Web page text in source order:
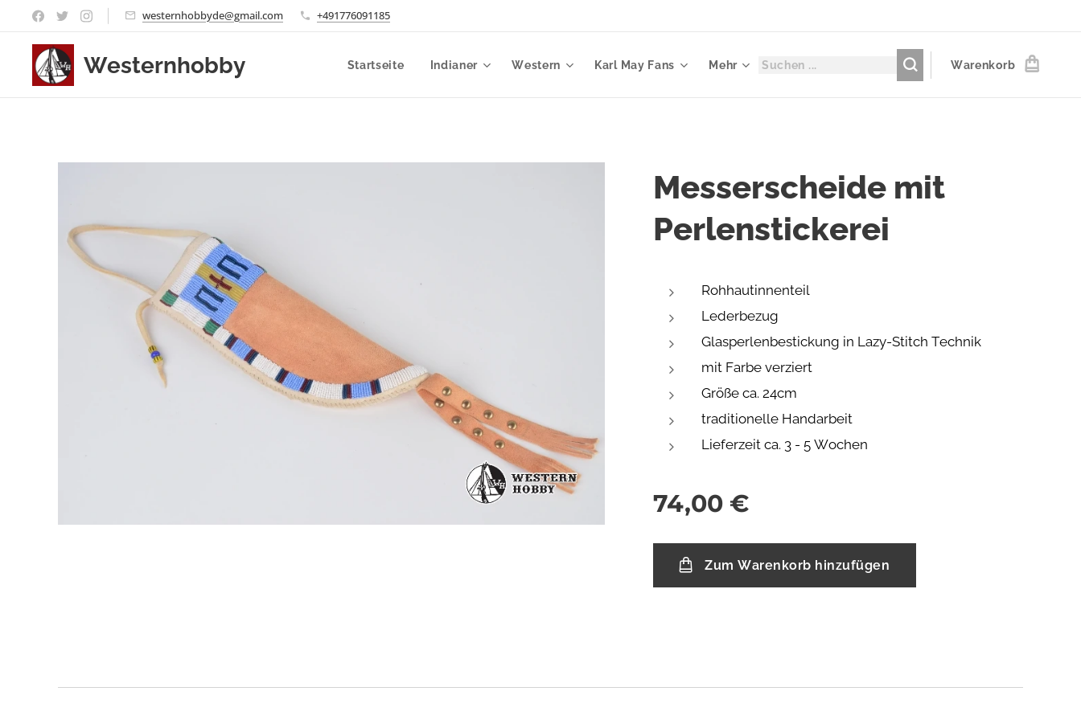
westernhobbyde@gmail.com +491776091185
Westernhobby Startseite Indianer Western Karl May Fans Mehr Warenkorb
Messerscheide mit
Perlenstickerei
Rohhautinnenteil
Lederbezug
Glasperlenbestickung in Lazy-Stitch Technik
mit Farbe verziert
Größe ca. 24cm
traditionelle Handarbeit
Lieferzeit ca. 3 - 5 Wochen
74,00 €
Zum Warenkorb hinzufügen